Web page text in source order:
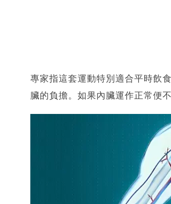
專家指這套運動特別適合平時飲
臟的負擔。如果內臟運作正常便